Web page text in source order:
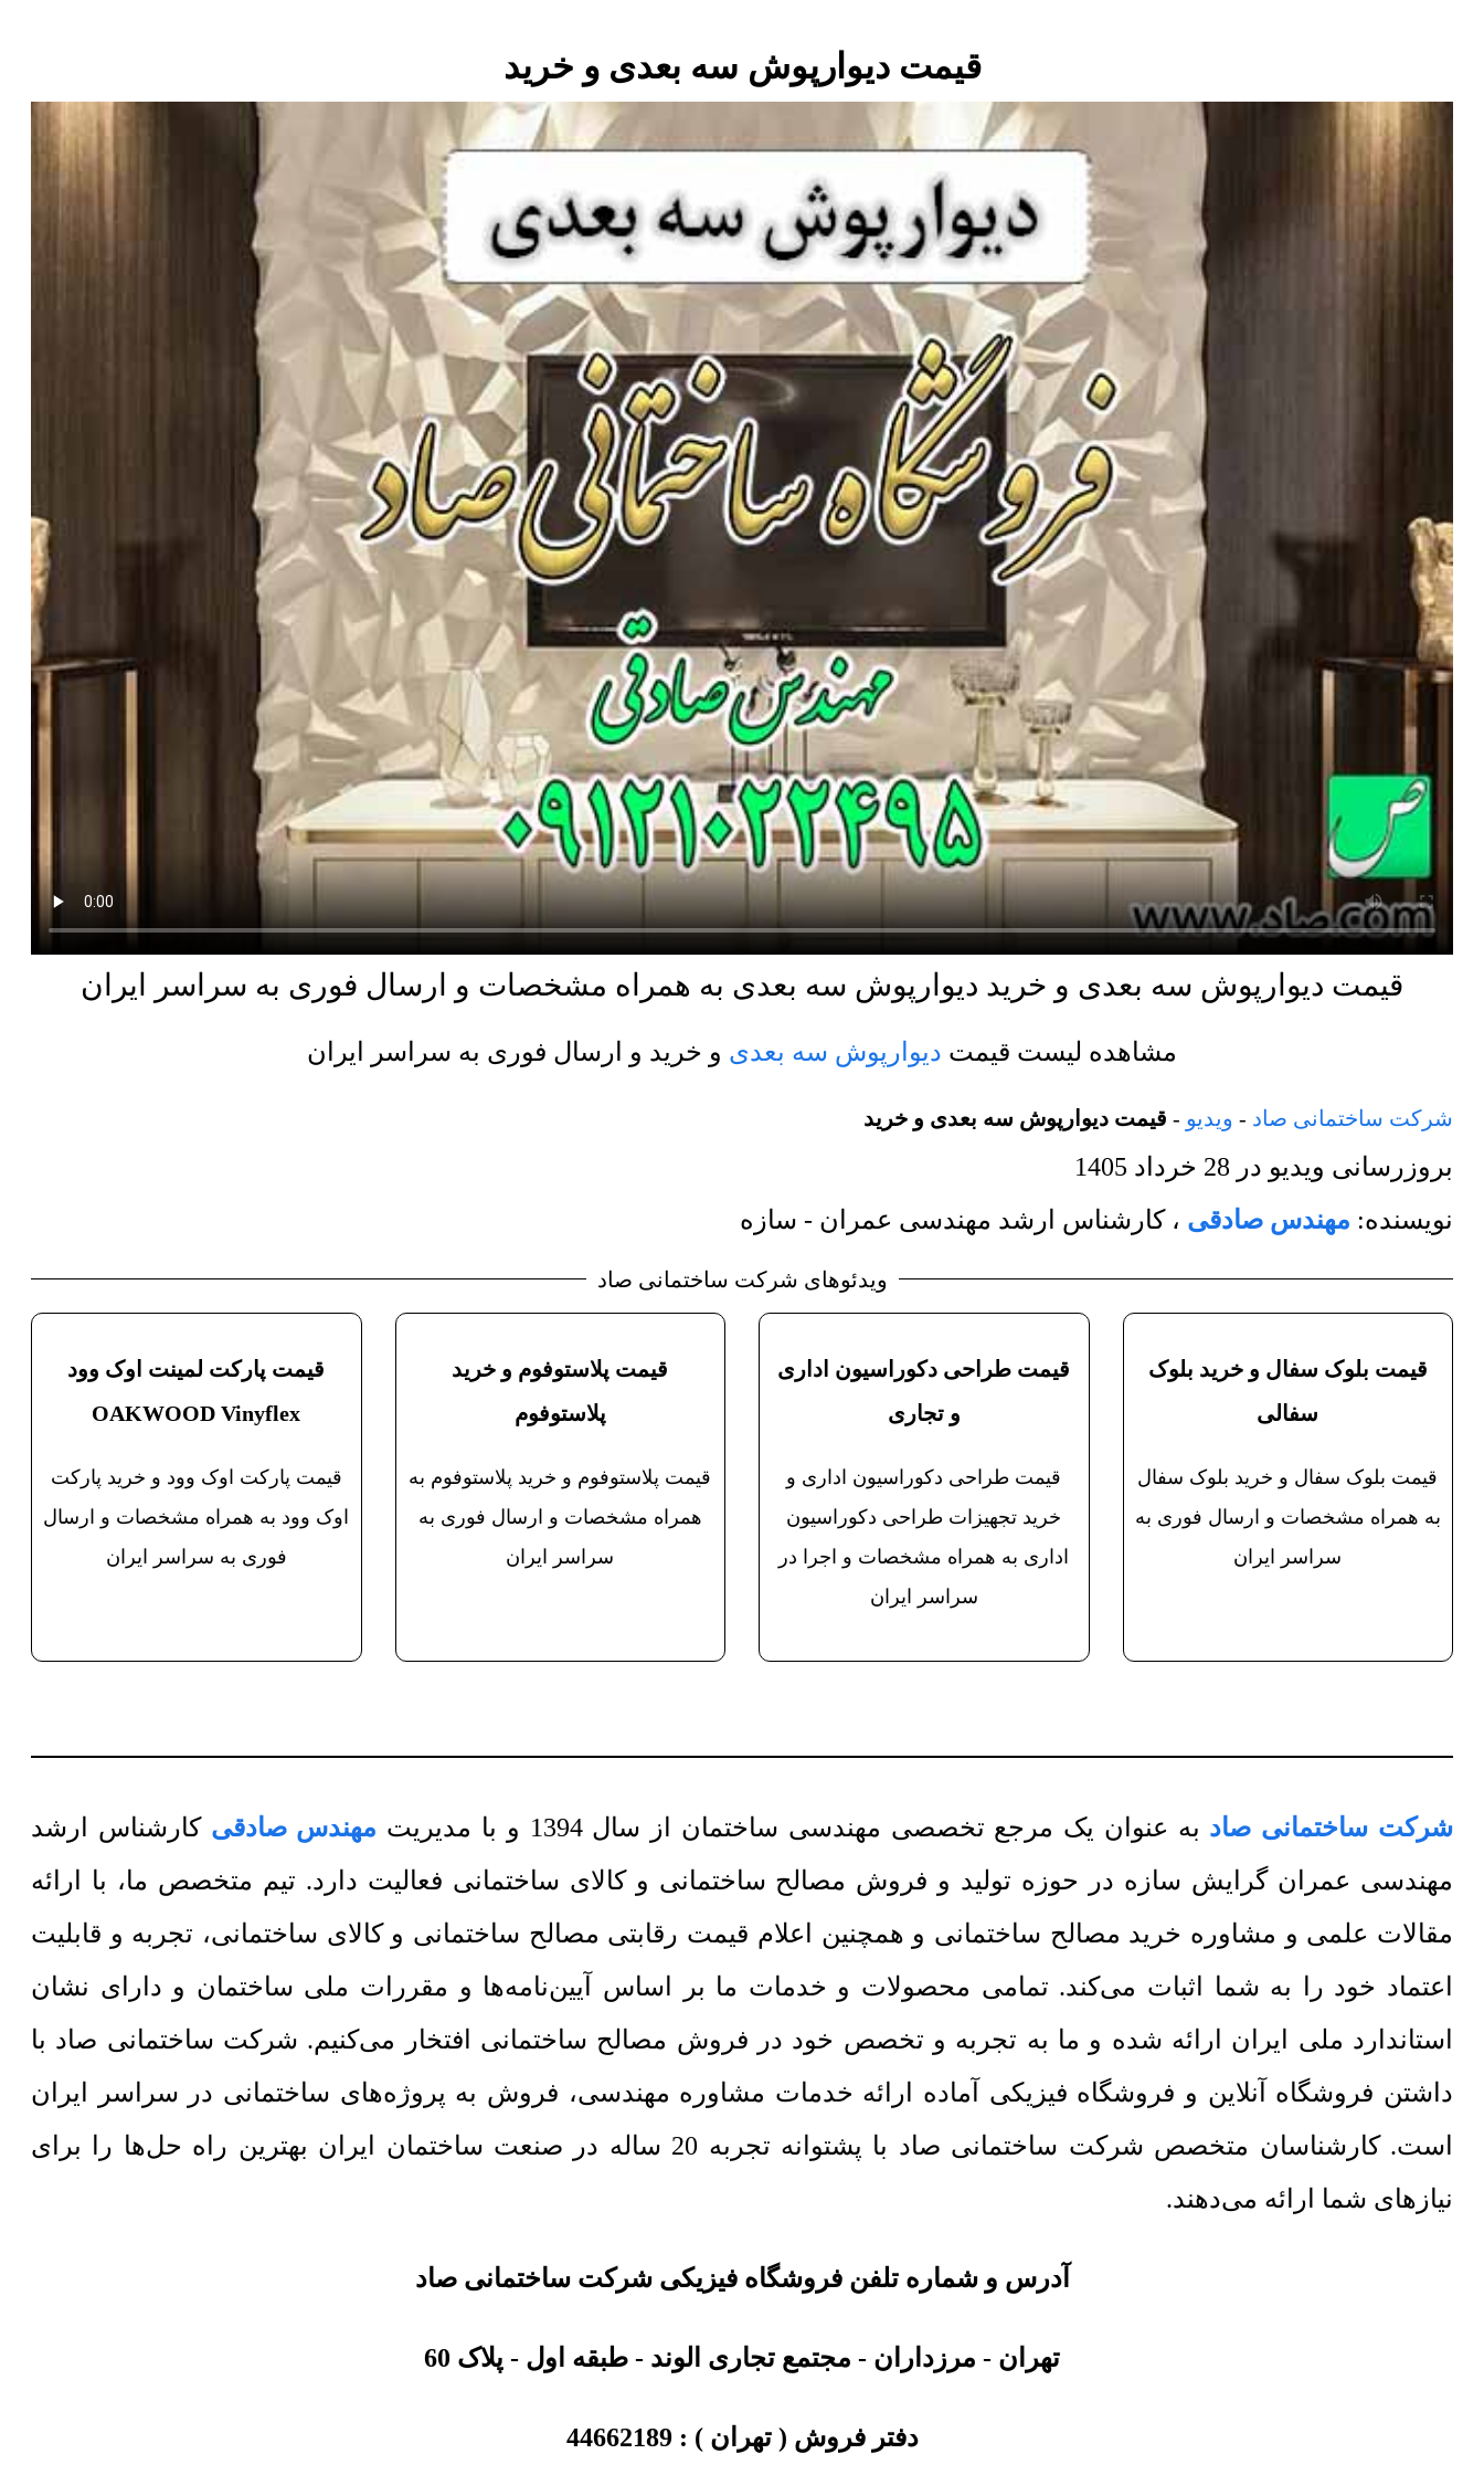
قیمت دیوارپوش سه بعدی و خرید
قیمت دیوارپوش سه بعدی و خرید دیوارپوش سه بعدی به همراه مشخصات و ارسال فوری به سراسر ایران
مشاهده لیست قیمت دیوارپوش سه بعدی و خرید و ارسال فوری به سراسر ایران
شرکت ساختمانی صاد - ویدیو - قیمت دیوارپوش سه بعدی و خرید
بروزرسانی ویدیو در 28 خرداد 1405
نویسنده: مهندس صادقی ،کارشناس ارشد مهندسی عمران - سازه
ویدئوهای شرکت ساختمانی صاد
قیمت بلوک سفال و خرید بلوک
سفالی
قیمت بلوک سفال و خرید بلوک سفال
به همراه مشخصات و ارسال فوری به
سراسر ایران
قیمت طراحی دکوراسیون اداری
و تجاری
قیمت طراحی دکوراسیون اداری و
خرید تجهیزات طراحی دکوراسیون
اداری به همراه مشخصات و اجرا در
سراسر ایران
قیمت پلاستوفوم و خرید
پلاستوفوم
قیمت پلاستوفوم و خرید پلاستوفوم به
همراه مشخصات و ارسال فوری به
سراسر ایران
قیمت پارکت لمینت اوک وود
OAKWOOD Vinyflex
قیمت پارکت اوک وود و خرید پارکت
اوک وود به همراه مشخصات و ارسال
فوری به سراسر ایران
شرکت ساختمانی صاد به عنوان یک مرجع تخصصی مهندسی ساختمان از سال 1394 و با مدیریت مهندس صادقی کارشناس ارشد
مهندسی عمران گرایش سازه در حوزه تولید و فروش مصالح ساختمانی و کالای ساختمانی فعالیت دارد. تیم متخصص ما، با ارائه
مقالات علمی و مشاوره خرید مصالح ساختمانی و همچنین اعلام قیمت رقابتی مصالح ساختمانی و کالای ساختمانی، تجربه و قابلیت
اعتماد خود را به شما اثبات می‌کند. تمامی محصولات و خدمات ما بر اساس آیین‌نامه‌ها و مقررات ملی ساختمان و دارای نشان
استاندارد ملی ایران ارائه شده و ما به تجربه و تخصص خود در فروش مصالح ساختمانی افتخار می‌کنیم. شرکت ساختمانی صاد با
داشتن فروشگاه آنلاین و فروشگاه فیزیکی آماده ارائه خدمات مشاوره مهندسی، فروش به پروژه‌های ساختمانی در سراسر ایران
است. کارشناسان متخصص شرکت ساختمانی صاد با پشتوانه تجربه 20 ساله در صنعت ساختمان ایران بهترین راه حل‌ها را برای
نیازهای شما ارائه می‌دهند.
آدرس و شماره تلفن فروشگاه فیزیکی شرکت ساختمانی صاد
تهران - مرزداران - مجتمع تجاری الوند - طبقه اول - پلاک 60
دفتر فروش ( تهران ) :44662189